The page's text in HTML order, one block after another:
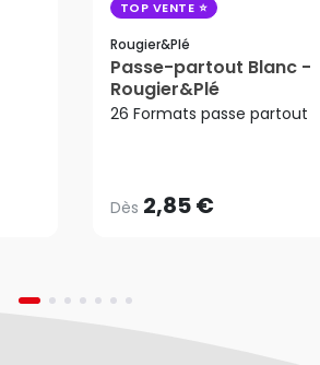
TOP VENTE
Rougier&plé
Passe-partout Blanc -
Rougier&Plé
26 Formats passe partout
Dès 2,85 €
2,85 €